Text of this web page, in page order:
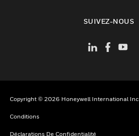
SUIVEZ-NOUS
Copyright © 2026 Honeywell International Inc
Conditions
Déclarations De Confidentialité